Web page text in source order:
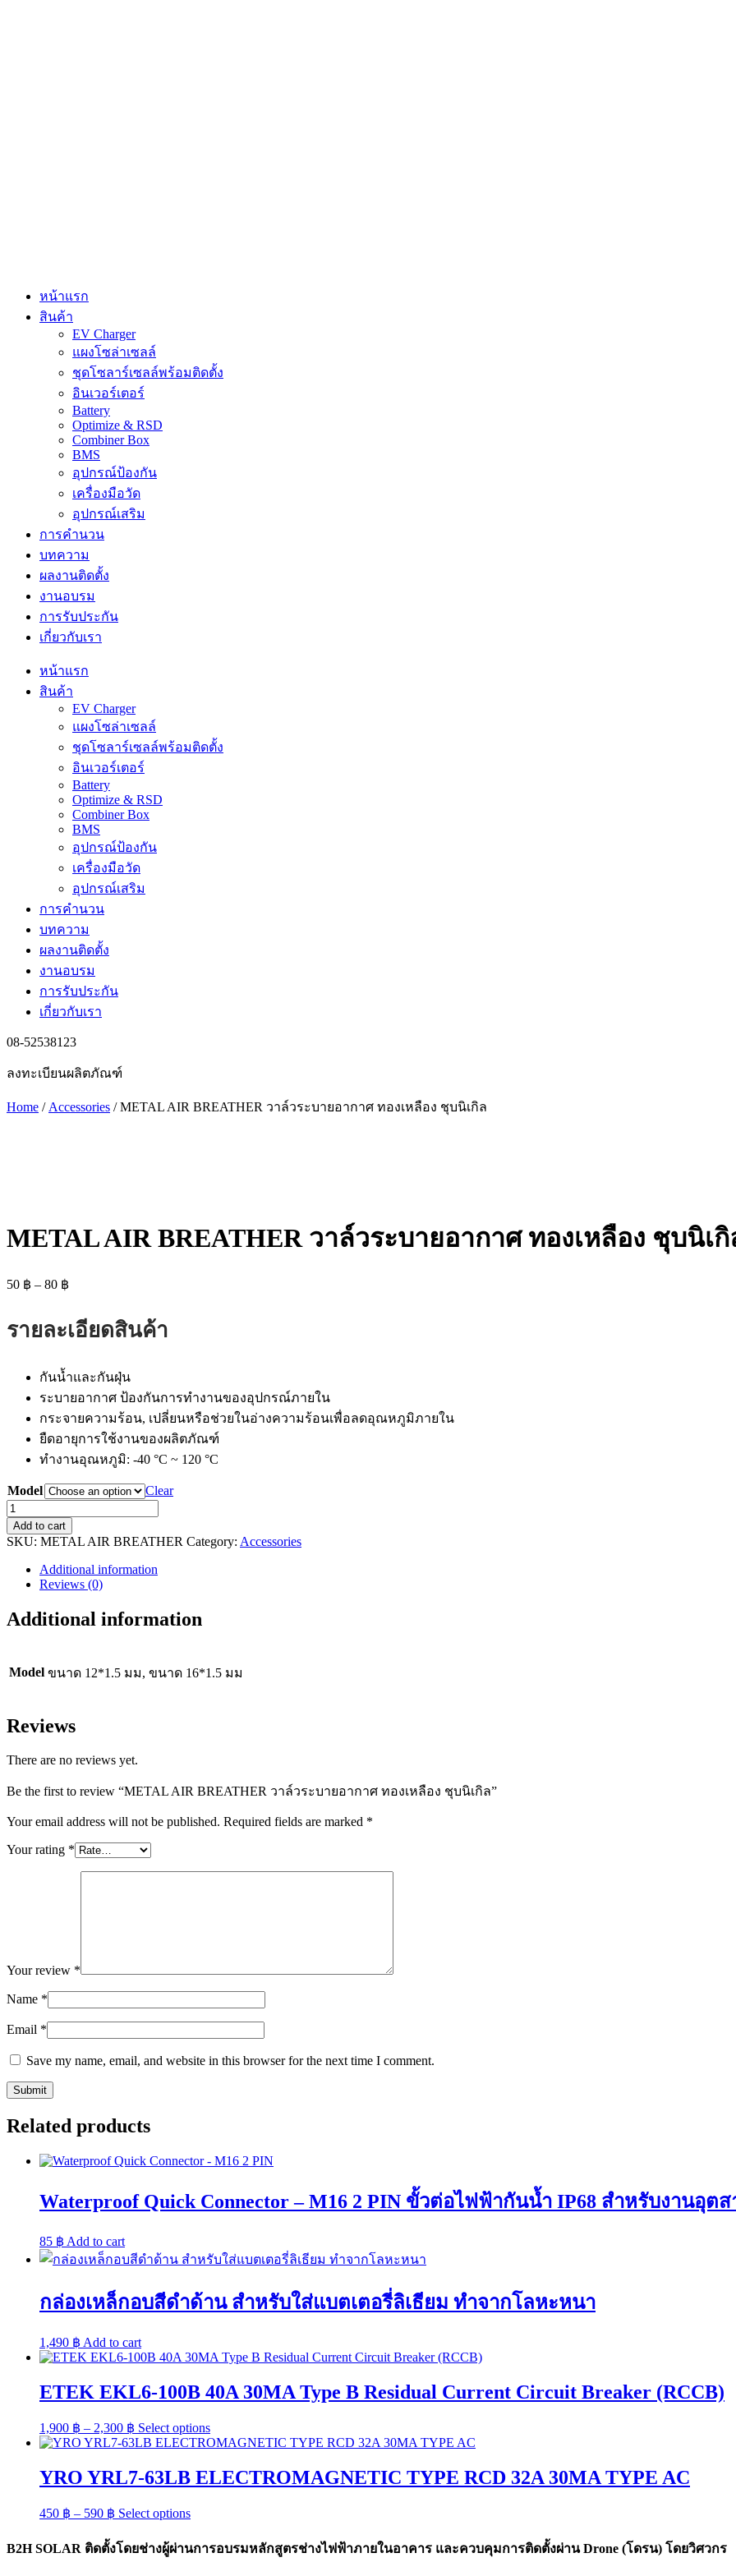
หน้าแรก
สินค้า
EV Charger
แผงโซล่าเซลล์
ชุดโซลาร์เซลล์พร้อมติดตั้ง
อินเวอร์เตอร์
Battery
Optimize & RSD
Combiner Box
BMS
อุปกรณ์ป้องกัน
เครื่องมือวัด
อุปกรณ์เสริม
การคำนวน
บทความ
ผลงานติดตั้ง
งานอบรม
การรับประกัน
เกี่ยวกับเรา
หน้าแรก
สินค้า
EV Charger
แผงโซล่าเซลล์
ชุดโซลาร์เซลล์พร้อมติดตั้ง
อินเวอร์เตอร์
Battery
Optimize & RSD
Combiner Box
BMS
อุปกรณ์ป้องกัน
เครื่องมือวัด
อุปกรณ์เสริม
การคำนวน
บทความ
ผลงานติดตั้ง
งานอบรม
การรับประกัน
เกี่ยวกับเรา
08-52538123
ลงทะเบียนผลิตภัณฑ์
Home / Accessories / METAL AIR BREATHER วาล์วระบายอากาศ ทองเหลือง ชุบนิเกิล
METAL AIR BREATHER วาล์วระบายอากาศ ทองเหลือง ชุบนิเ
50 ฿ – 80 ฿
through
รายละเอียดสินค้า
กันน้ำและกันฝุ่น
ระบายอากาศ ป้องกันการทำงานของอุปกรณ์ภายใน
กระจายความร้อน, เปลี่ยนหรือช่วยในอ่างความร้อนเพื่อลดอุณหภูมิภายใน
ยืดอายุการใช้งานของผลิตภัณฑ์
ทำงานอุณหภูมิ: -40 °C ~ 120 °C
Model
Clear
METAL
AIR
BREATHER
ระบาย
อากาศ
ทอง
นิ
Add to cart
SKU: METAL AIR BREATHER Category: Accessories
Additional information
Reviews (0)
Additional information
Model ขนาด 12*1.5 มม, ขนาด 16*1.5 มม
Reviews
There are no reviews yet.
Be the first to review “METAL AIR BREATHER วาล์วระบายอากาศ ทองเหลือง ชุบนิเกิล”
Your email address will not be published. Required fields are marked *
Your rating *
Your review *
Name *
Email *
Save my name, email, and website in this browser for the next time I comment.
Related products
Waterproof Quick Connector – M16 2 PIN ขั้วต่อไฟฟ้ากันน้ำ IP68 สำหรับงานอุต
85 ฿ Add to cart
กล่องเหล็กอบสีดำด้าน สำหรับใส่แบตเตอรี่ลิเธียม ทำจากโลหะหนา
1,490 ฿ Add to cart
ETEK EKL6-100B 40A 30MA Type B Residual Current Circuit Breaker (RCCB)
1,900 ฿ – 2,300 ฿ Price
range:
through
2,300 ฿
Select optionsThis
product
multiple
variants.
be
YRO YRL7-63LB ELECTROMAGNETIC TYPE RCD 32A 30MA TYPE AC
450 ฿ – 590 ฿ Price
450 ฿
through
Select optionsThis
multiple
B2H SOLAR ติดตั้งโดยช่างผู้ผ่านการอบรมหลักสูตรช่างไฟฟ้าภายในอาคาร และควบคุมการติดตั้งผ่าน Drone (โดรน) โดยวิศวกร